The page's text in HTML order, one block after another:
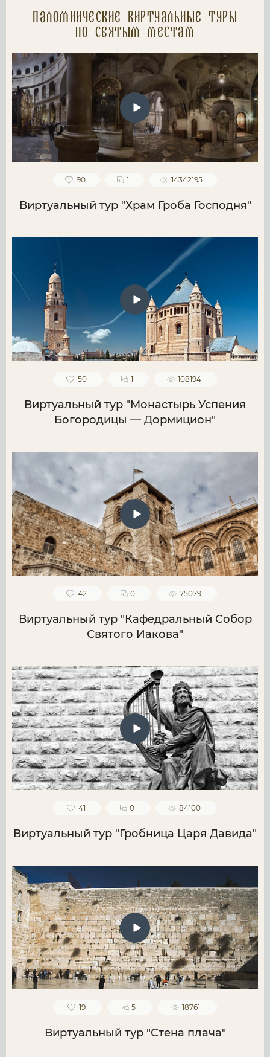
Паломнические Виртуальные туры
по святым местам
90 1 14342195
Виртуальный тур "Храм Гроба Господня"
50 1 108194
Виртуальный тур "Монастырь Успения
Богородицы — Дормицион"
42 0 75079
Виртуальный тур "Кафедральный Собор
Святого Иакова"
41 0 84100
Виртуальный тур "Гробница Царя Давида"
19 5 18761
Виртуальный тур "Стена плача"